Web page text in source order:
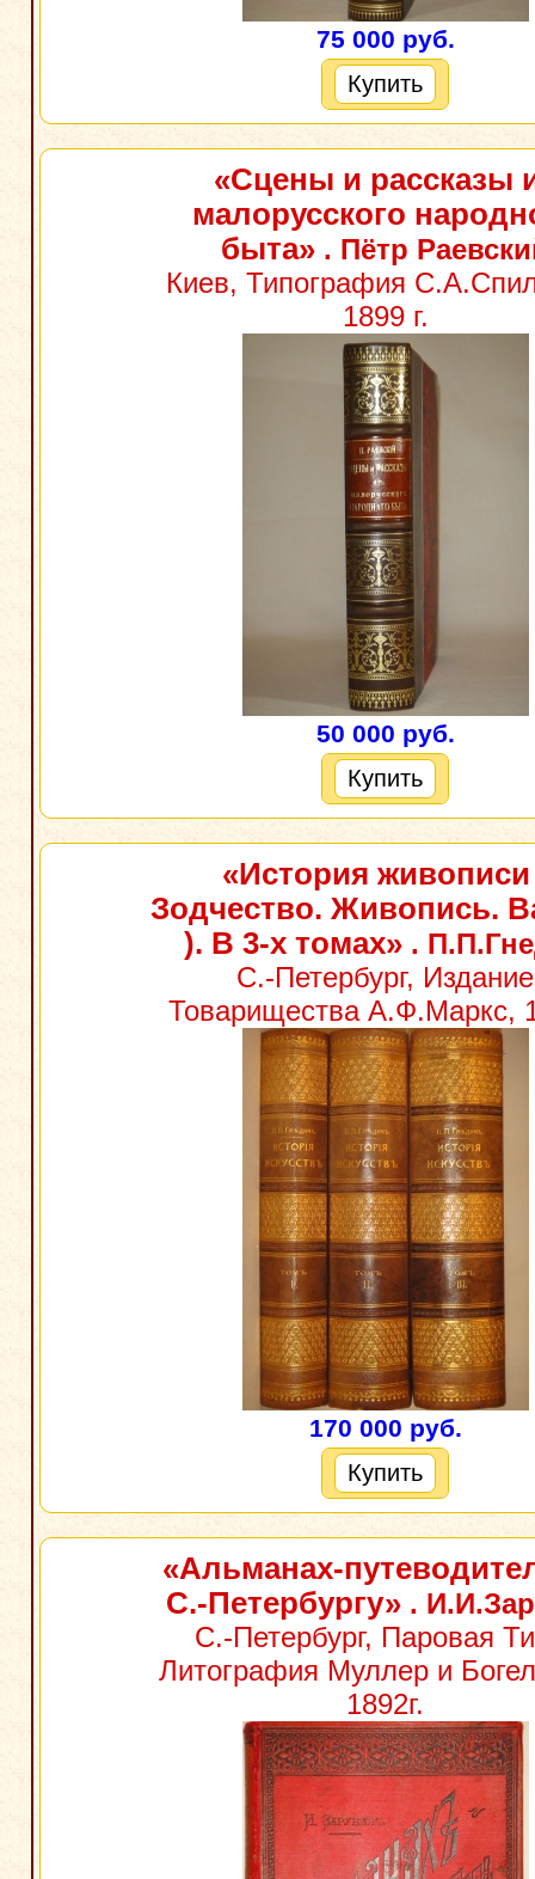
75 000 руб.
Купить
«Сцены и рассказы
малорусского
быта» . Пётр
Киев, Типография
1899 г.
50 000 руб.
Купить
«История живописи
Зодчество. Живопись.
). В 3-х томах» .
С.-Петербург, Издание
Товарищества А.Ф.Маркс,
170 000 руб.
Купить
«Альманах-
С.-Петербургу» .
С.-Петербург, Паровая
Литография Муллер и
1892г.